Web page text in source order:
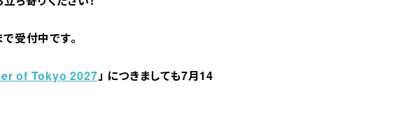
受付中です。
of Tokyo 2027」 につきましても7月14